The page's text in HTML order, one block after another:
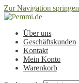
Zur Navigation springen
Über uns
Geschäftskunden
Kontakt
Mein Konto
Warenkorb